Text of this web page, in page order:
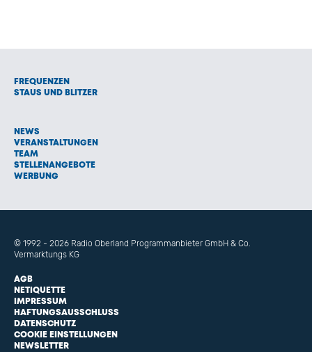
FREQUENZEN
STAUS UND BLITZER
NEWS
VERANSTALTUNGEN
TEAM
STELLENANGEBOTE
WERBUNG
© 1992 - 2026 Radio Oberland Programmanbieter GmbH & Co.
Vermarktungs KG
AGB
NETIQUETTE
IMPRESSUM
HAFTUNGSAUSSCHLUSS
DATENSCHUTZ
COOKIE EINSTELLUNGEN
NEWSLETTER